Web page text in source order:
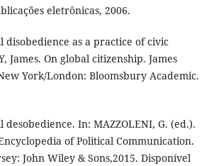
eletrônicas, 2006.
disobedience as a practice of civic
James. On global citizenship. James
York/London: Bloomsbury Academic.
desobedience. In: MAZZOLENI, G. (ed.).
of Political Communication.
John Wiley & Sons,2015. Disponível